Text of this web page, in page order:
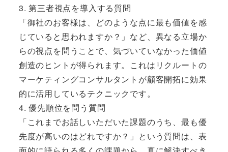
3. 第三者視点を導入する質問
「御社のお客様は、どのような点に最も価値を感
じていると思われますか？」など、異なる立場か
らの視点を問うことで、気づいていなかった価値
創造のヒントが得られます。これはリクルートの
マーケティングコンサルタントが顧客開拓に効果
的に活用しているテクニックです。
4. 優先順位を問う質問
「これまでお話しいただいた課題のうち、最も優
先度が高いのはどれですか？」という質問は、表